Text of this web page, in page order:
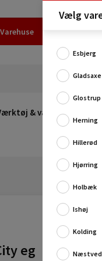
Varehuse
& værksted
eg
Vælg
Esbjerg
Gladsaxe
Glostrup
Herning
Hillerød
Hjørring
Holbæk
Ishøj
Kolding
Næstved